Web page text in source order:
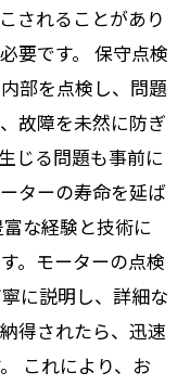
されることがあり
要です。 保守点検
部を点検し、問題
故障を未然に防ぎ
じる問題も事前に
ターの寿命を延ば
な経験と技術に
。モーターの点検
に説明し、詳細な
得されたら、迅速
これにより、お